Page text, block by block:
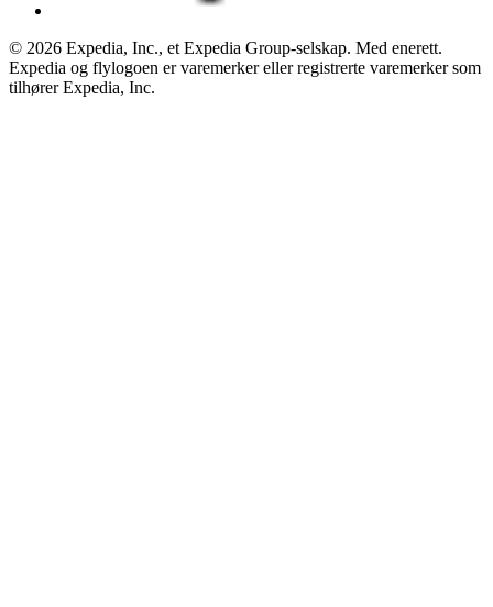
© 2026 Expedia, Inc., et Expedia Group-selskap. Med enerett.
Expedia og flylogoen er varemerker eller registrerte varemerker som
tilhører Expedia, Inc.